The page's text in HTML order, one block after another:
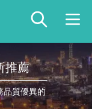
推薦
品質優異的